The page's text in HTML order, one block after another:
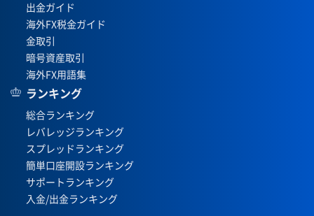
出金ガイド
海外FX税金ガイド
金取引
暗号資産取引
海外FX用語集
ランキング
総合ランキング
レバレッジランキング
スプレッドランキング
簡単口座開設ランキング
サポートランキング
入金/出金ランキング